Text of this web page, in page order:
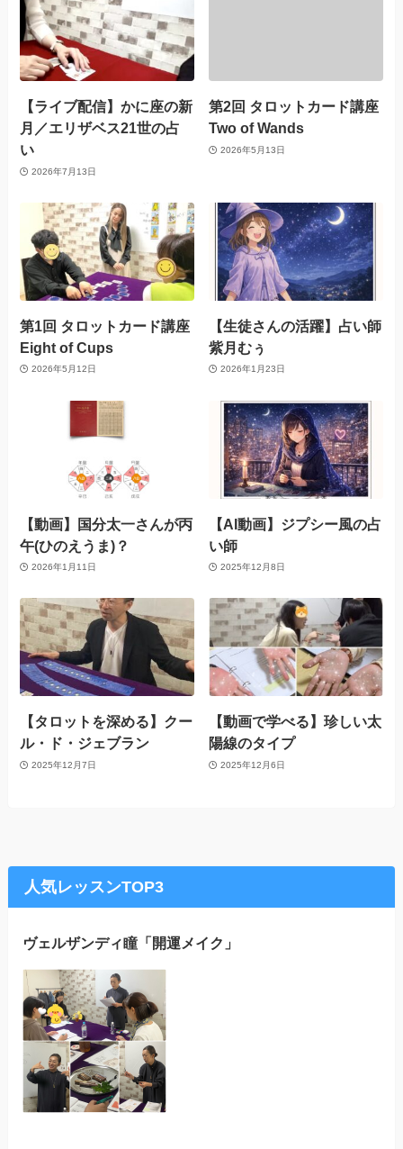
【ライブ配信】かに座の新
月／エリザベス21世の占
い
2026年7月13日
第2回 タロットカード講座
Two of Wands
2026年5月13日
第1回 タロットカード講座
Eight of Cups
2026年5月12日
【生徒さんの活躍】占い師
紫月むぅ
2026年1月23日
【動画】国分太一さんが丙
午(ひのえうま)？
2026年1月11日
【AI動画】ジプシー風の占
い師
2025年12月8日
【タロットを深める】クー
ル・ド・ジェブラン
2025年12月7日
【動画で学べる】珍しい太
陽線のタイプ
2025年12月6日
人気レッスンTOP3
ヴェルザンディ瞳「開運メイク」